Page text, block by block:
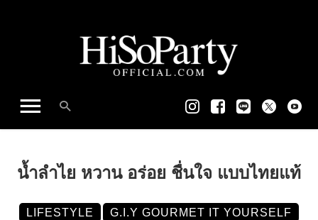
น้ำลำไย หวาน อร่อย ชื่นใจ แบบไทยแท้
LIFESTYLE G.I.Y GOURMET IT YOURSELF